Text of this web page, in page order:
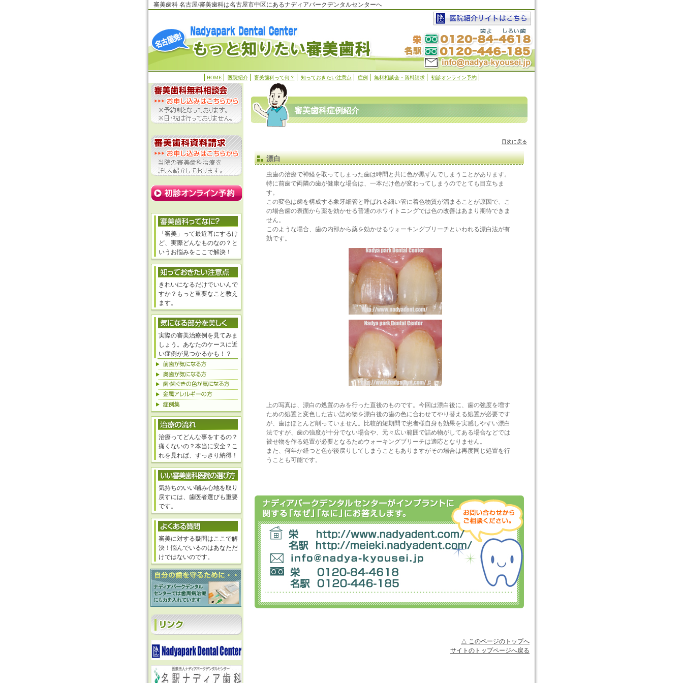
審美歯科 名古屋/審美歯科は名古屋市中区にあるナディアパークデンタルセンターへ
HOME 医院紹介 審美歯科って何？ 知っておきたい注意点 症例 無料相談会・資料請求 初診オンライン予約
審美歯科症例紹介
目次に戻る
漂白
虫歯の治療で神経を取ってしまった歯は時間と共に色が黒ずんでしまうことがあります。
特に前歯で両隣の歯が健康な場合は、一本だけ色が変わってしまうのでとても目立ちま
す。
この変色は歯を構成する象牙細管と呼ばれる細い管に着色物質が溜まることが原因で、こ
の場合歯の表面から薬を効かせる普通のホワイトニングでは色の改善はあまり期待できま
せん。
このような場合、歯の内部から薬を効かせるウォーキングブリーチといわれる漂白法が有
効です。
上の写真は、漂白の処置のみを行った直後のものです。今回は漂白後に、歯の強度を増す
ための処置と変色した古い詰め物を漂白後の歯の色に合わせてやり替える処置が必要です
が、歯はほとんど削っていません。比較的短期間で患者様自身も効果を実感しやすい漂白
法ですが、歯の強度が十分でない場合や、元々広い範囲で詰め物がしてある場合などでは
被せ物を作る処置が必要となるためウォーキングブリーチは適応となりません。
また、何年か経つと色が後戻りしてしまうこともありますがその場合は再度同じ処置を行
うことも可能です。
△ このページのトップへ
サイトのトップページへ戻る
「審美」って最近耳にするけ
ど、実際どんなものなの？と
いうお悩みをここで解決！
きれいになるだけでいいんで
すか？もっと重要なこと教え
ます。
実際の審美治療例を見てみま
しょう。あなたのケースに近
い症例が見つかるかも！？
治療ってどんな事をするの？
痛くないの？本当に安全？こ
れを見れば、すっきり納得！
気持ちのいい噛み心地を取り
戻すには、歯医者選びも重要
です。
審美に対する疑問はここで解
決！悩んでいるのはあなただ
けではないのです。